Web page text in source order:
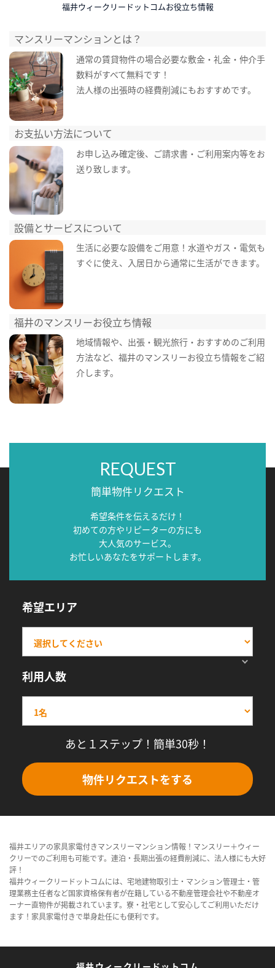
福井ウィークリードットコムお役立ち情報
マンスリーマンションとは？
通常の賃貸物件の場合必要な敷金・礼金・仲介手
数料がすべて無料です！
法人様の出張時の経費削減にもおすすめです。
お支払い方法について
お申し込み確定後、ご請求書・ご利用案内等をお
送り致します。
設備とサービスについて
生活に必要な設備をご用意！水道やガス・電気も
すぐに使え、入居日から通常に生活ができます。
福井のマンスリーお役立ち情報
地域情報や、出張・観光旅行・おすすめのご利用
方法など、福井のマンスリーお役立ち情報をご紹
介します。
REQUEST
簡単物件リクエスト
希望条件を伝えるだけ！
初めての方やリピーターの方にも
大人気のサービス。
お忙しいあなたをサポートします。
希望エリア
利用人数
あと１ステップ！簡単30秒！
物件リクエストをする
福井エリアの家具家電付きマンスリーマンション情報！マンスリー＋ウィー
クリーでのご利用も可能です。連泊・長期出張の経費削減に、法人様にも大好
評！
福井ウィークリードットコムには、宅地建物取引士・マンション管理士・管
理業務主任者など国家資格保有者が在籍している不動産管理会社や不動産オ
ーナー直物件が掲載されています。寮・社宅として安心してご利用いただけ
ます！家具家電付きで単身赴任にも便利です。